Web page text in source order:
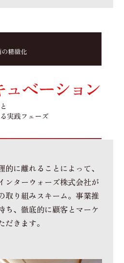
に離れることによって、
ンターウォーズ株式会社が
取り組みスキーム。事業推
ち、徹底的に顧客とマーケ
きます。